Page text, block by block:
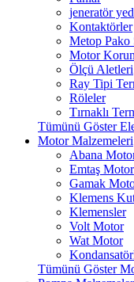
jeneratör
Kontaktörler
Metop Pako
Motor
Ölçü Aletleri
Ray Tipi
Röleler
Tırnaklı
Tümünü Göster
Motor Malzemeleri
Abana
Emtaş Motor
Gamak
Klemens
Klemensler
Volt Motor
Wat Motor
Tümünü Göster